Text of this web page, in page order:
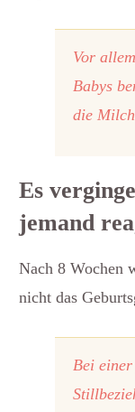
Vor
Babys
die
Es
jemand
Nach 8 Wochen
nicht das
Bei